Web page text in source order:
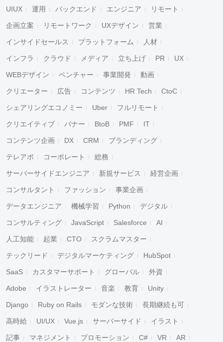
UIUX 運用 バックエンド エンジニア リモート
企画立案 リモートワーク UXデザイン 営業
インサイドセールス プラットフォーム 人材
インフラ クラウド メディア 立ち上げ PR UX
WEBデザイン ベンチャー 事業開発 動画
クリエーター 広告 コンテンツ HR Tech CtoC
シェアリングエコノミー Uber フルリモート
クリエイティブ バナー BtoB PMF IT
コンテンツ企画 DX CRM ブランディング
テレアポ コーポレート 総務
サーバーサイドエンジニア 新規サービス 経営企画
コンサルタント ファッション 事業企画
データエンジニア 機械学習 Python デジタル
コンサルティング JavaScript Salesforce AI
人工知能 起業 CTO スクラムマスター
テックリード デジタルマーケティング HubSpot
SaaS カスタマーサポート グローバル 外資
Adobe イラストレーター 音楽 教育 Unity
Django Ruby on Rails モダンな技術 長期継続も可
高時給 UI/UX Vue.js サーバーサイド イラスト
記事 マネジメント プロモーション C# VR AR